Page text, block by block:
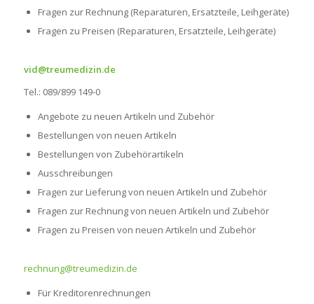
Fragen zur Rechnung (Reparaturen, Ersatzteile, Leihgeräte)
Fragen zu Preisen (Reparaturen, Ersatzteile, Leihgeräte)
vid@treumedizin.de
Tel.: 089/899 149-0
Angebote zu neuen Artikeln und Zubehör
Bestellungen von neuen Artikeln
Bestellungen von Zubehörartikeln
Ausschreibungen
Fragen zur Lieferung von neuen Artikeln und Zubehör
Fragen zur Rechnung von neuen Artikeln und Zubehör
Fragen zu Preisen von neuen Artikeln und Zubehör
rechnung@treumedizin.de
Für Kreditorenrechnungen